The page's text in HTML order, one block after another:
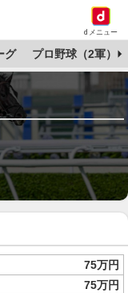
dメニュー
グ プロ野球（2軍）
75万円
75万円